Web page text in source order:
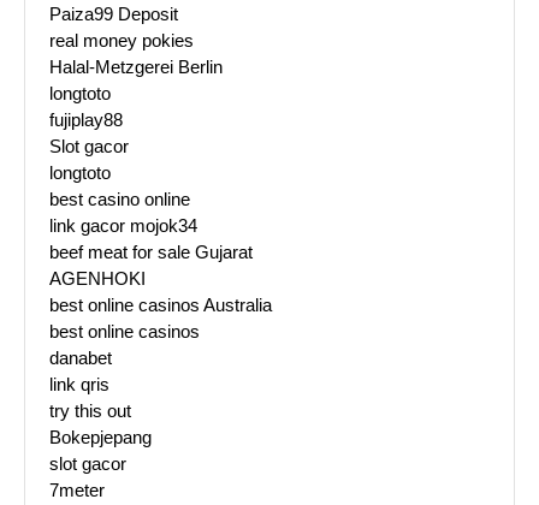
Paiza99 Deposit
real money pokies
Halal-Metzgerei Berlin
longtoto
fujiplay88
Slot gacor
longtoto
best casino online
link gacor mojok34
beef meat for sale Gujarat
AGENHOKI
best online casinos Australia
best online casinos
danabet
link qris
try this out
Bokepjepang
slot gacor
7meter